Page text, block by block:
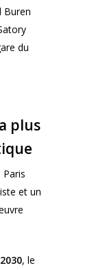
Buren
du
plus
Paris
et un
, le